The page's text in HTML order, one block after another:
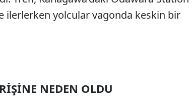
ilerlerken yolcular vagonda keskin bir
NEDEN OLDU